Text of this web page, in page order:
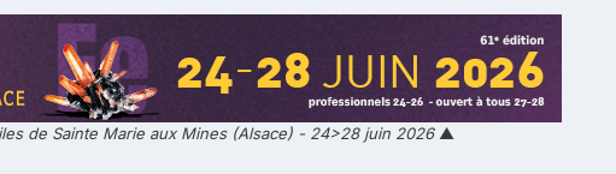
de Sainte Marie aux Mines (Alsace) - 24>28 juin 2026▲